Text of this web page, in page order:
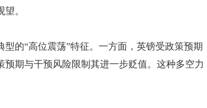
。
“高位震荡”特征。一方面，英镑受政策预期
期与干预风险限制其进一步贬值。这种多空力